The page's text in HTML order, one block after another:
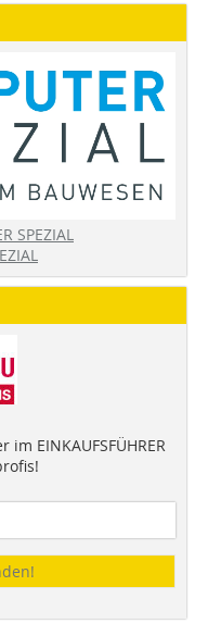
SPEZIAL
EINKAUFSFÜHRER